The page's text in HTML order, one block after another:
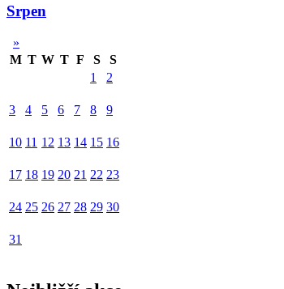
Srpen
»
M T W T F S
S
1
2
3 4 5 6 7 8 9
10 11 12 13 14 15 16
17 18 19 20 21 22 23
24 25 26 27 28 29 30
31